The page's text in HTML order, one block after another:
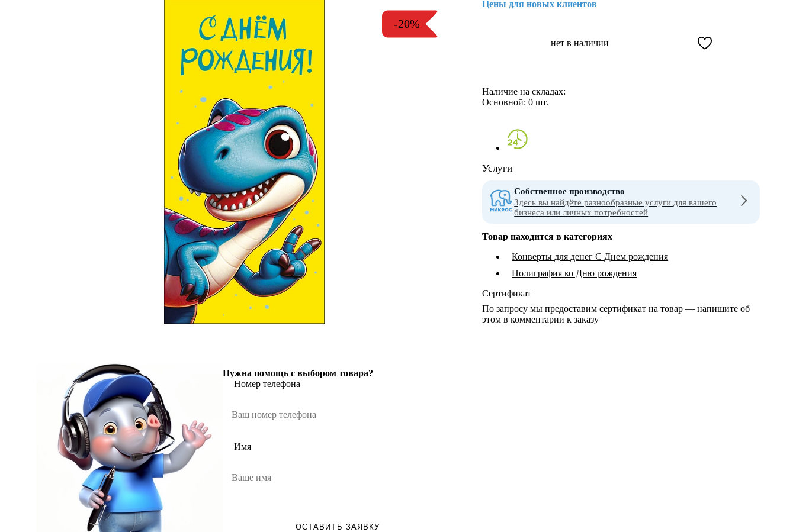
-20%
Нужна помощь с выбором товара?
Номер телефона
Имя
ОСТАВИТЬ ЗАЯВКУ
Цены для новых клиентов
нет в наличии
Наличие на складах:
Основной:0 шт.
Услуги
Собственное производство
Здесь вы найдёте разнообразные услуги для вашего
бизнеса или личных потребностей
Товар находится в категориях
Конверты для денег С Днем рождения
Полиграфия ко Дню рождения
Сертификат
По запросу мы предоставим сертификат на товар — напишите об
этом в комментарии к заказу